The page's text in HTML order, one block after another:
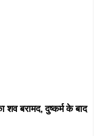
बरामद, दुष्कर्म के बाद